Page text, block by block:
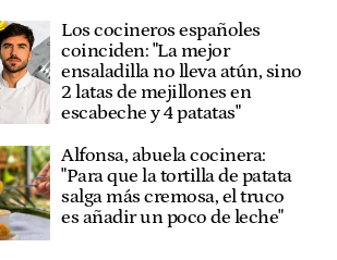
Los cocineros españoles
coinciden: "La mejor
ensaladilla no lleva atún, sino
2 latas de mejillones en
escabeche y 4 patatas"
Alfonsa, abuela cocinera:
"Para que la tortilla de patata
salga más cremosa, el truco
es añadir un poco de leche"